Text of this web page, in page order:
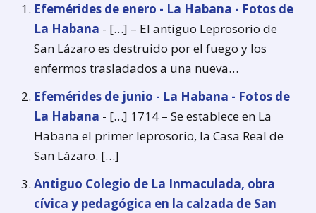
Efemérides de enero - La Habana - Fotos de
La Habana - […] – El antiguo Leprosorio de
San Lázaro es destruido por el fuego y los
enfermos trasladados a una nueva…
Efemérides de junio - La Habana - Fotos de
La Habana - […] 1714 – Se establece en La
Habana el primer leprosorio, la Casa Real de
San Lázaro. […]
Antiguo Colegio de La Inmaculada, obra
cívica y pedagógica en la calzada de San